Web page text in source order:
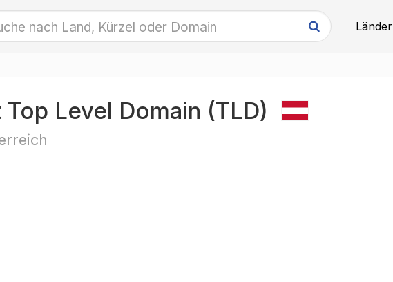
Länder
Top Level Domain (TLD)